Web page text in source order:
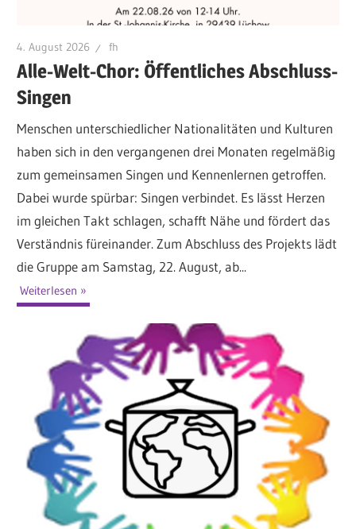
4. August 2026 fh
Alle-Welt-Chor: Öffentliches Abschluss-
Singen
Menschen unterschiedlicher Nationalitäten und Kulturen
haben sich in den vergangenen drei Monaten regelmäßig
zum gemeinsamen Singen und Kennenlernen getroffen.
Dabei wurde spürbar: Singen verbindet. Es lässt Herzen
im gleichen Takt schlagen, schafft Nähe und fördert das
Verständnis füreinander. Zum Abschluss des Projekts lädt
die Gruppe am Samstag, 22. August, ab...
Weiterlesen